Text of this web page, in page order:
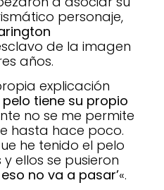
personaje,
de la imagen
años.
explicación
pelo tiene su propio
no se me permite
hasta hace poco.
he tenido el pelo
ellos se pusieron
eso no va a pasar’«.